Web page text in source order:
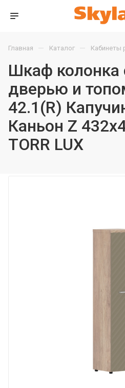
Главная — Каталог — Кабинеты
Шкаф колонка
дверью и
42.1(R)
Каньон Z
TORR LUX